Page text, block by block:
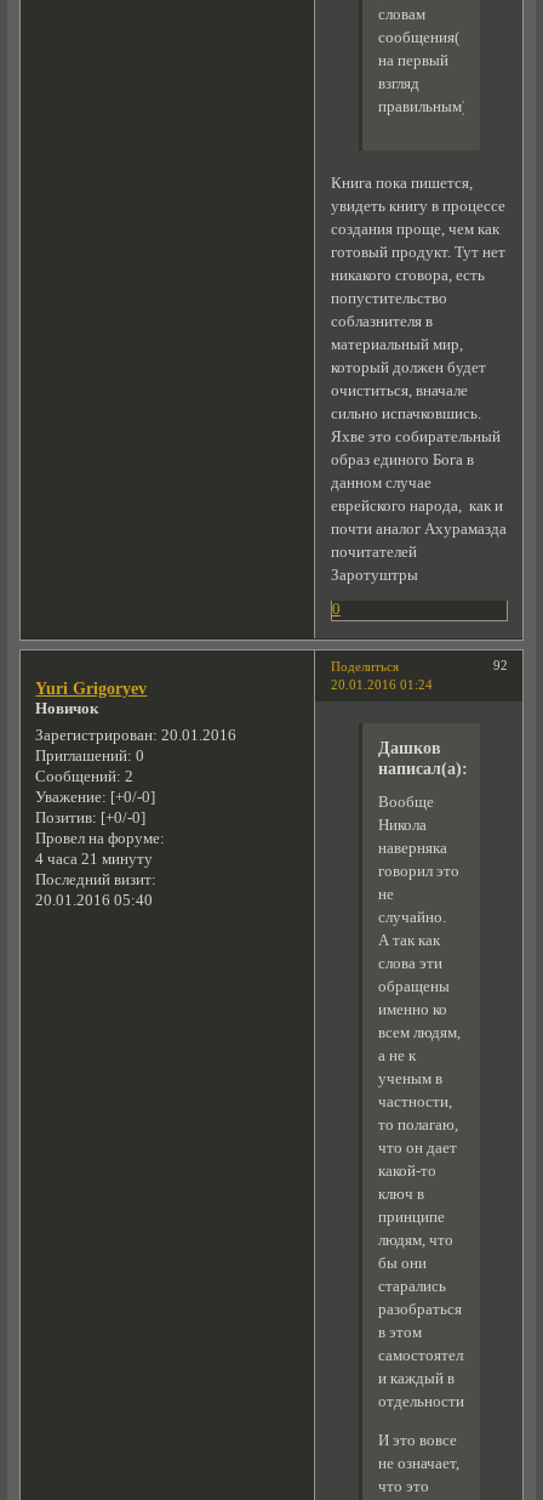
словам
сообщения(
на первый
взгляд
правильным).
Книга пока пишется,
увидеть книгу в процессе
создания проще, чем как
готовый продукт. Тут нет
никакого сговора, есть
попустительство
соблазнителя в
материальный мир,
который должен будет
очиститься, вначале
сильно испачковшись.
Яхве это собирательный
образ единого Бога в
данном случае
еврейского народа, как и
почти аналог Ахурамазда
почитателей
Заротуштры
0
Поделиться
92
20.01.2016 01:24
Yuri Grigoryev
Новичок
Зарегистрирован: 20.01.2016
Приглашений: 0
Сообщений: 2
Уважение: [+0/-0]
Позитив: [+0/-0]
Провел на форуме:
4 часа 21 минуту
Последний визит:
20.01.2016 05:40
Дашков
написал(а):
Вообще
Никола
наверняка
говорил это
не
случайно.
А так как
слова эти
обращены
именно ко
всем людям,
а не к
ученым в
частности,
то полагаю,
что он дает
какой-то
ключ в
принципе
людям, что
бы они
старались
разобраться
в этом
самостоятельно
и каждый в
отдельности.
И это вовсе
не означает,
что это